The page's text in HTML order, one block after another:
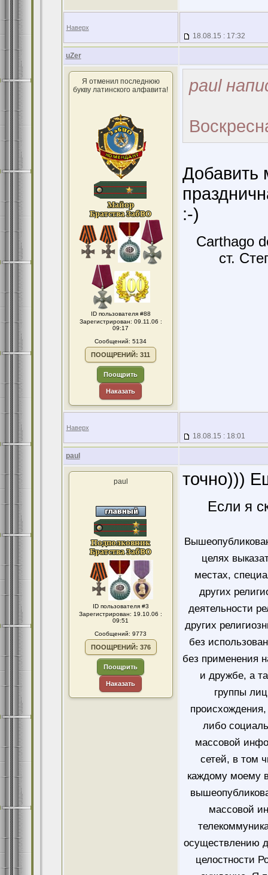
Наверх
18.08.15 : 17:32
uZer
Я отменил последнюю
букву латинского алфавита!
ID пользователя #88
Зарегистрирован: 09.11.06 :
09:17
Сообщений: 5134
ПООЩРЕНИЙ: 311
Поощрить
Наказать
paul
Добавить
:-)
Carthago
ст.
Наверх
18.08.15 : 18:01
paul
paul
ID пользователя #3
Зарегистрирован: 19.10.06 :
09:51
Сообщений: 9773
ПООЩРЕНИЙ: 376
Поощрить
Наказать
точно)))
Если я
целях
местах,
других
деятельности
других
без
без применения
и дружбе, а
группы
либо
массовой
сетей, в том
каждому моему
массовой
осуществлению
целостности